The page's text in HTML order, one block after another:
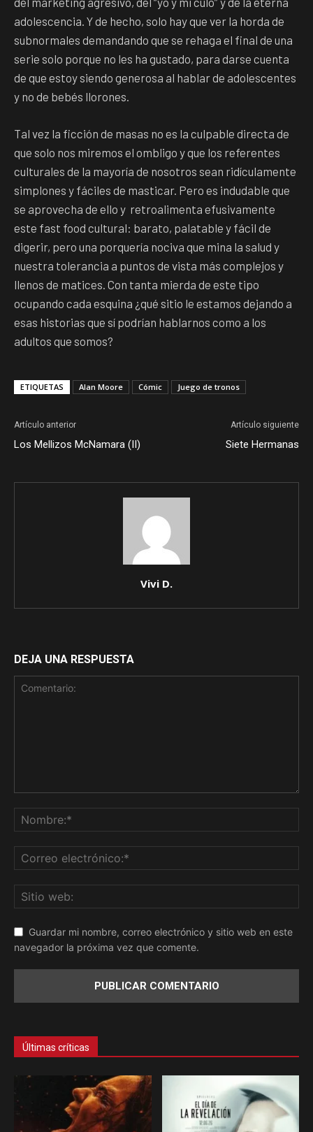
adolescencia. Y de hecho, solo hay que ver la horda de
subnormales demandando que se rehaga el final de una
serie solo porque no les ha gustado, para darse cuenta
de que estoy siendo generosa al hablar de adolescentes
y no de bebés llorones.
Tal vez la ficción de masas no es la culpable directa de
que solo nos miremos el ombligo y que los referentes
culturales de la mayoría de nosotros sean ridículamente
simplones y fáciles de masticar. Pero es indudable que
se aprovecha de ello y retroalimenta efusivamente
este fast food cultural: barato, palatable y fácil de
digerir, pero una porquería nociva que mina la salud y
nuestra tolerancia a puntos de vista más complejos y
llenos de matices. Con tanta mierda de este tipo
ocupando cada esquina ¿qué sitio le estamos dejando a
esas historias que sí podrían hablarnos como a los
adultos que somos?
ETIQUETAS Alan Moore Cómic Juego de tronos
Artículo anterior
Los Mellizos McNamara (II)
Artículo siguiente
Siete Hermanas
Vivi D.
DEJA UNA RESPUESTA
Guardar mi nombre, correo electrónico y sitio web en este
navegador la próxima vez que comente.
Últimas críticas